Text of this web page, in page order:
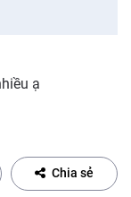
ạ
Chia sẻ